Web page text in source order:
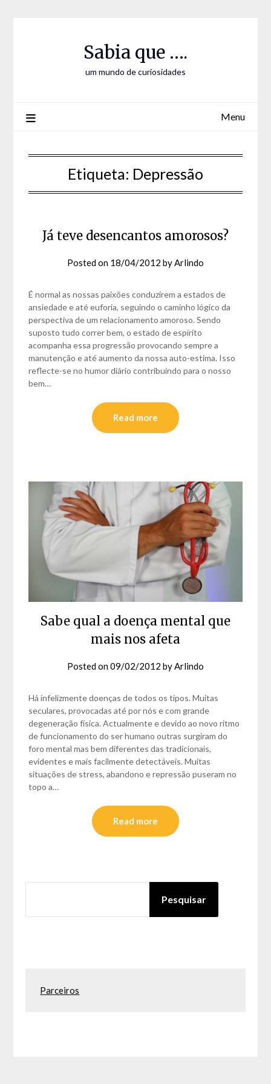
Sabia que ….
um mundo de curiosidades
Menu
Etiqueta: Depressão
Já teve desencantos amorosos?
Posted on 18/04/2012 byArlindo
É normal as nossas paixões conduzirem a estados de
ansiedade e até euforia, seguindo o caminho lógico da
perspectiva de um relacionamento amoroso. Sendo
suposto tudo correr bem, o estado de espírito
acompanha essa progressão provocando sempre a
manutenção e até aumento da nossa auto-estima. Isso
reflecte-se no humor diário contribuindo para o nosso
bem…
Read more
Sabe qual a doença mental que
mais nos afeta
Posted on09/02/2012 byArlindo
Há infelizmente doenças de todos os tipos. Muitas
seculares, provocadas até por nós e com grande
degeneração física. Actualmente e devido ao novo ritmo
de funcionamento do ser humano outras surgiram do
foro mental mas bem diferentes das tradicionais,
evidentes e mais facilmente detectáveis. Muitas
situações de stress, abandono e repressão puseram no
topo a…
Read more
Pesquisar
Parceiros